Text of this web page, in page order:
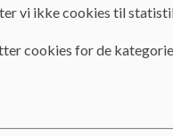
ud fra
vi ikke cookies til
cookies for de